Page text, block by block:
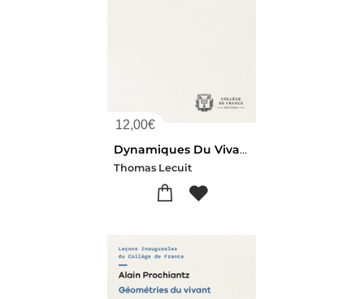
12,00€
Dynamiques Du Vivant
Thomas Lecuit